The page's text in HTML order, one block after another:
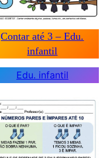
Contar até 3 – Edu.
infantil
Edu. infantil